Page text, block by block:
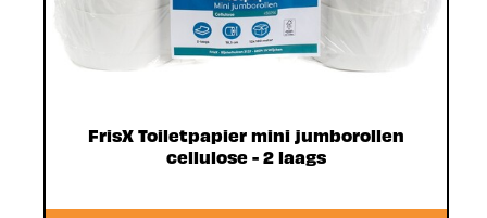
FrisX Toiletpapier mini jumborollen
cellulose - 2 laags